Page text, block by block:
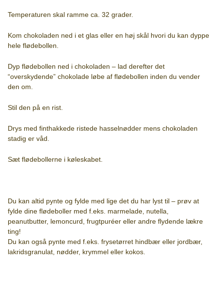
Temperaturen skal ramme ca. 32 grader.
Kom chokoladen ned i et glas eller en høj skål hvori du kan dyppe
hele flødebollen.
Dyp flødebollen ned i chokoladen – lad derefter det
“overskydende” chokolade løbe af flødebollen inden du vender
den om.
Stil den på en rist.
Drys med finthakkede ristede hasselnødder mens chokoladen
stadig er våd.
Sæt flødebollerne i køleskabet.
Du kan altid pynte og fylde med lige det du har lyst til – prøv at
fylde dine flødeboller med f.eks. marmelade, nutella,
peanutbutter, lemoncurd, frugtpuréer eller andre flydende lækre
ting!
Du kan også pynte med f.eks. frysetørret hindbær eller jordbær,
lakridsgranulat, nødder, krymmel eller kokos.